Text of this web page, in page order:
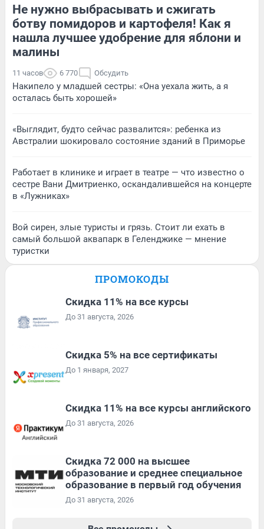
Не нужно выбрасывать и сжигать
ботву помидоров и картофеля! Как я
нашла лучшее удобрение для яблони и
малины
11 часов 6 770 Обсудить
Накипело у младшей сестры: «Она уехала жить, а я
осталась быть хорошей»
«Выглядит, будто сейчас развалится»: ребенка из
Австралии шокировало состояние зданий в Приморье
Работает в клинике и играет в театре — что известно о
сестре Вани Дмитриенко, оскандалившейся на концерте
в «Лужниках»
Вой сирен, злые туристы и грязь. Стоит ли ехать в
самый большой аквапарк в Геленджике — мнение
туристки
ПРОМОКОДЫ
Скидка 11% на все курсы
До 31 августа, 2026
Скидка 5% на все сертификаты
До 1 января, 2027
Скидка 11% на все курсы английского
До 31 августа, 2026
Скидка 72 000 на высшее
образование и среднее специальное
образование в первый год обучения
До 31 августа, 2026